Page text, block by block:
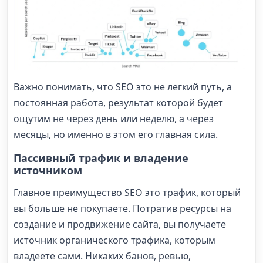
Важно понимать, что SEO это не легкий путь, а
постоянная работа, результат которой будет
ощутим не через день или неделю, а через
месяцы, но именно в этом его главная сила.
Пассивный трафик и владение
источником
Главное преимущество SEO это трафик, который
вы больше не покупаете. Потратив ресурсы на
создание и продвижение сайта, вы получаете
источник органического трафика, которым
владеете сами. Никаких банов, ревью,